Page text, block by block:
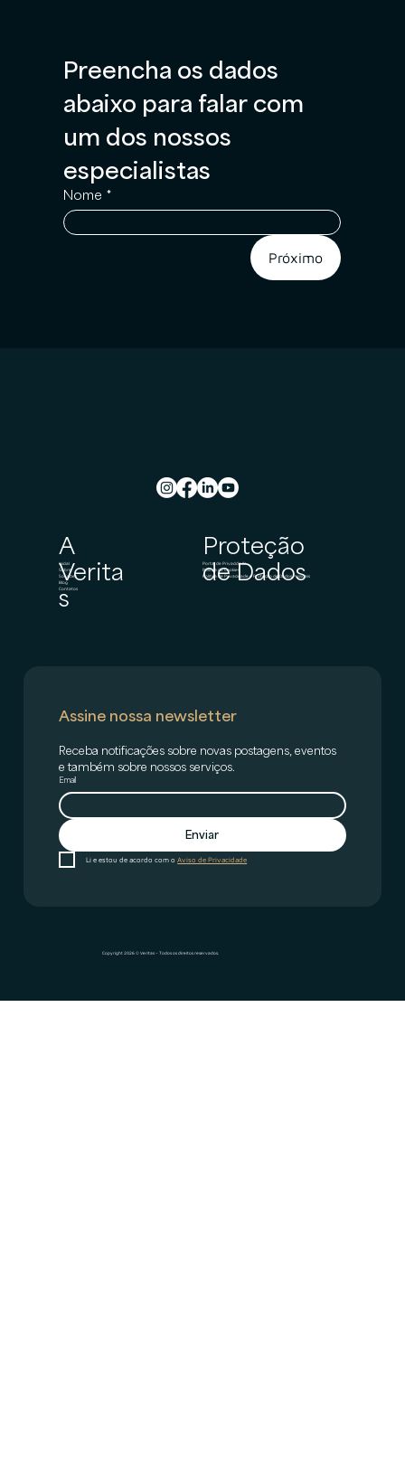
Preencha os dados
abaixo para falar com
um dos nossos
especialistas
Nome *
Próximo
A
Verita
s
Inicial
Sobre
Soluções
Blog
Contatos
Copyright 2026 © Veritas – Todos os direitos reservados.
Proteção
de Dados
Portal de Privacidade
Política de Cookies
Política de Privacidade e Proteção de Dados Pessoais
Assine nossa newsletter
Receba notificações sobre novas postagens, eventos
e também sobre nossos serviços.
Email
Enviar
Li e estou de acordo com o Aviso de Privacidade